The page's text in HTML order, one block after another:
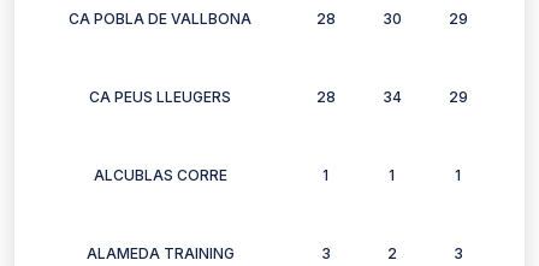
CA POBLA DE VALLBONA 28 30 29
CA PEUS LLEUGERS 28 34 29
ALCUBLAS CORRE 1 1 1
ALAMEDA TRAINING 3 2 3